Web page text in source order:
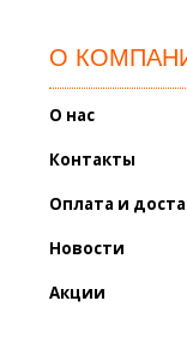
О
О нас
Контакты
Оплата и
Новости
Акции